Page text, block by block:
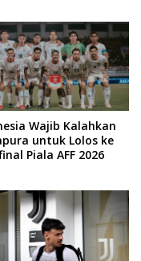
Wajib Kalahkan
untuk Lolos ke
Piala AFF 2026